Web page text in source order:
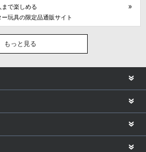
まで楽しめる
玩具の限定品通販サイト
もっと見る